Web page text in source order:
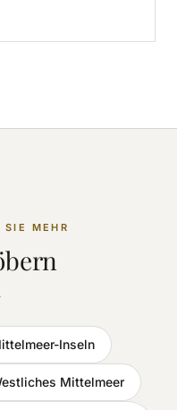
SIE MEHR
Inseln
Mittelmeer